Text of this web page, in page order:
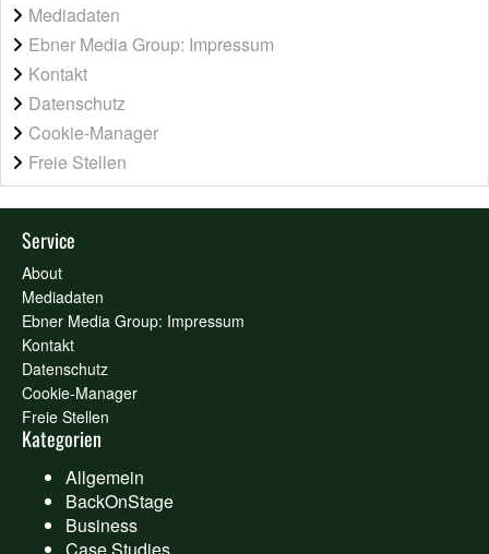
Mediadaten
Ebner Media Group: Impressum
Kontakt
Datenschutz
Cookie-Manager
Freie Stellen
Service
About
Mediadaten
Ebner Media Group: Impressum
Kontakt
Datenschutz
Cookie-Manager
Freie Stellen
Kategorien
Allgemein
BackOnStage
Business